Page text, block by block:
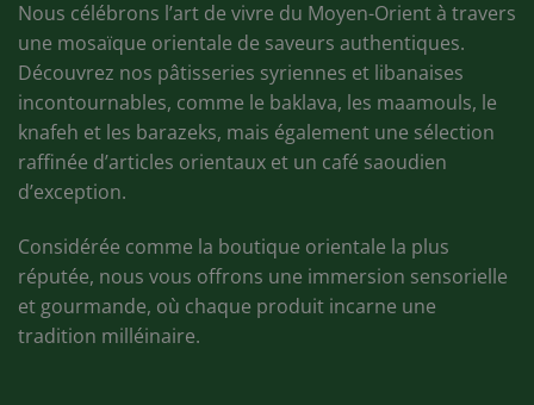
Nous célébrons l’art de vivre du Moyen-Orient à travers
une mosaïque orientale de saveurs authentiques.
Découvrez nos pâtisseries syriennes et libanaises
incontournables, comme le baklava, les maamouls, le
knafeh et les barazeks, mais également une sélection
raffinée d’articles orientaux et un café saoudien
d’exception.
Considérée comme la boutique orientale la plus
réputée, nous vous offrons une immersion sensorielle
et gourmande, où chaque produit incarne une
tradition milléinaire.